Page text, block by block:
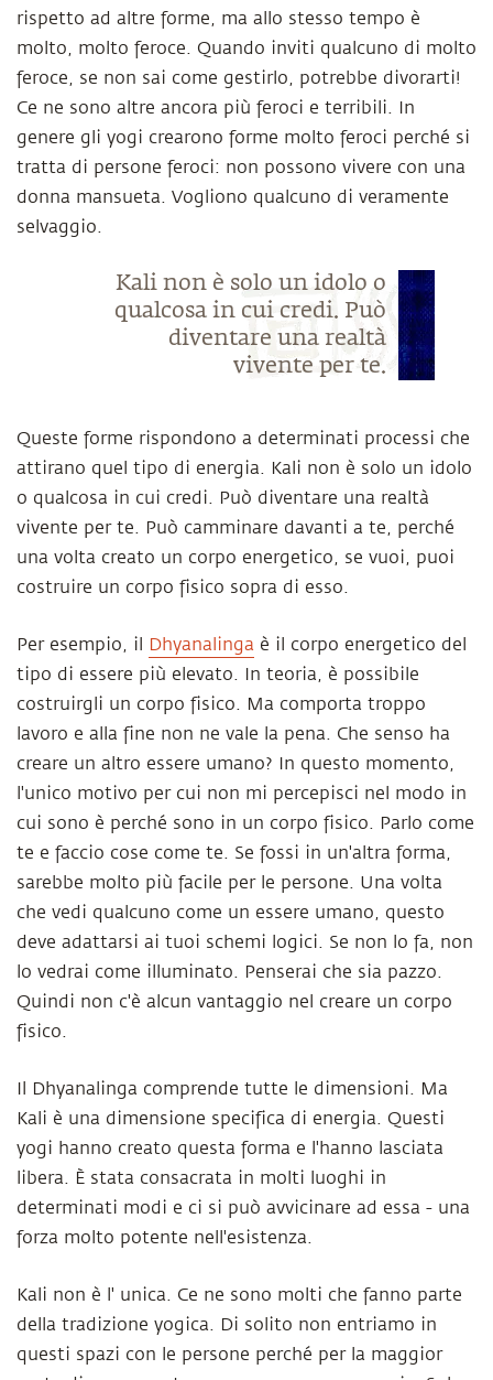
rispetto ad altre forme, ma allo stesso tempo è
molto, molto feroce. Quando inviti qualcuno di molto
feroce, se non sai come gestirlo, potrebbe divorarti!
Ce ne sono altre ancora più feroci e terribili. In
genere gli yogi crearono forme molto feroci perché si
tratta di persone feroci: non possono vivere con una
donna mansueta. Vogliono qualcuno di veramente
selvaggio.
Kali non è solo un idolo o
qualcosa in cui credi. Può
diventare una realtà
vivente per te.
Queste forme rispondono a determinati processi che
attirano quel tipo di energia. Kali non è solo un idolo
o qualcosa in cui credi. Può diventare una realtà
vivente per te. Può camminare davanti a te, perché
una volta creato un corpo energetico, se vuoi, puoi
costruire un corpo fisico sopra di esso.
Per esempio, il Dhyanalinga è il corpo energetico del
tipo di essere più elevato. In teoria, è possibile
costruirgli un corpo fisico. Ma comporta troppo
lavoro e alla fine non ne vale la pena. Che senso ha
creare un altro essere umano? In questo momento,
l'unico motivo per cui non mi percepisci nel modo in
cui sono è perché sono in un corpo fisico. Parlo come
te e faccio cose come te. Se fossi in un'altra forma,
sarebbe molto più facile per le persone. Una volta
che vedi qualcuno come un essere umano, questo
deve adattarsi ai tuoi schemi logici. Se non lo fa, non
lo vedrai come illuminato. Penserai che sia pazzo.
Quindi non c'è alcun vantaggio nel creare un corpo
fisico.
Il Dhyanalinga comprende tutte le dimensioni. Ma
Kali è una dimensione specifica di energia. Questi
yogi hanno creato questa forma e l'hanno lasciata
libera. È stata consacrata in molti luoghi in
determinati modi e ci si può avvicinare ad essa - una
forza molto potente nell'esistenza.
Kali non è l' unica. Ce ne sono molti che fanno parte
della tradizione yogica. Di solito non entriamo in
questi spazi con le persone perché per la maggior